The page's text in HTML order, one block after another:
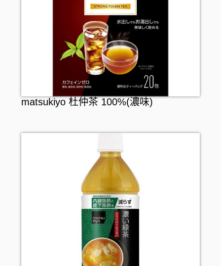
matsukiyo 杜仲茶 100%(濃味)